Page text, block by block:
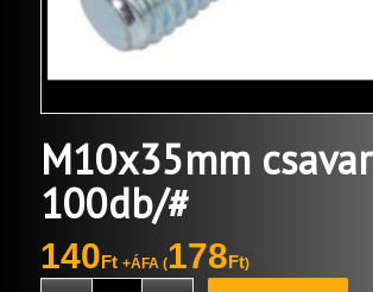
M10x35mm csavar
100db/#
140Ft +ÁFA (178Ft)